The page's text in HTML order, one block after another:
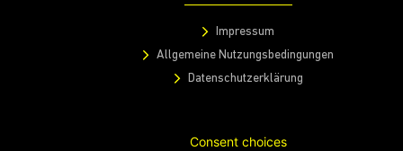
Impressum
Allgemeine Nutzungsbedingungen
Datenschutzerklärung
Consent choices